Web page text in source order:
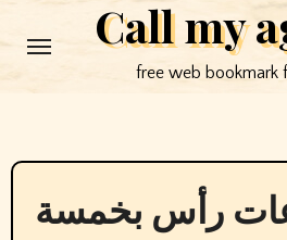
to
Call my
free web bookmark
رأس بخمسة